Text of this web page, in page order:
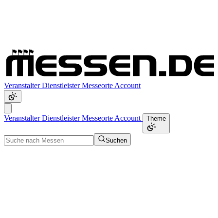
VeranstalterDienstleisterMesseorte Account
VeranstalterDienstleisterMesseorte Account Theme
Suchen